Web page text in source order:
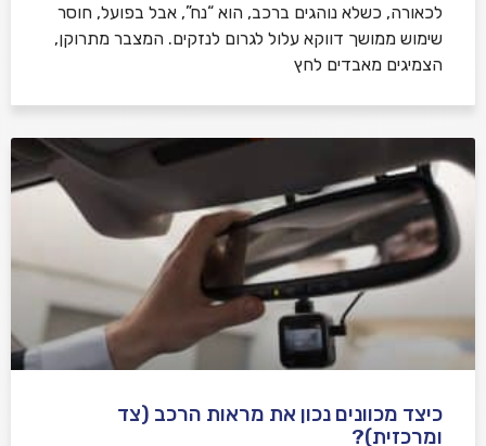
לכאורה, כשלא נוהגים ברכב, הוא “נח”, אבל בפועל, חוסר
שימוש ממושך דווקא עלול לגרום לנזקים. המצבר מתרוקן,
הצמיגים מאבדים לחץ
כיצד מכוונים נכון את מראות הרכב (צד
ומרכזית)?